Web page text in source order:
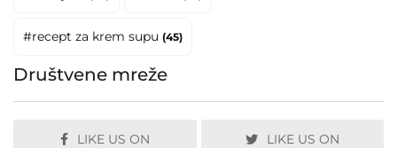
#recept za krem supu (45)
Društvene mreže
LIKE US ON LIKE US ON